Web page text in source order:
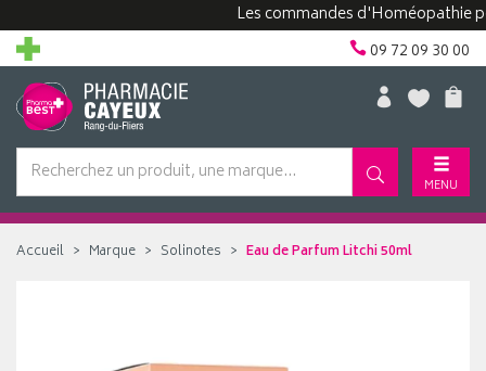
Les commandes d'Homéopathie
09 72 09 30 00
MENU
Accueil Marque Solinotes Eau de Parfum Litchi 50ml